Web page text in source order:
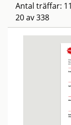
Antal träffar:
20 av 338